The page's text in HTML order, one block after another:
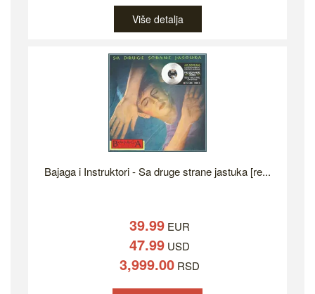
Više detalja
Bajaga i Instruktori - Sa druge strane jastuka [re...
39.99EUR
47.99USD
3,999.00RSD